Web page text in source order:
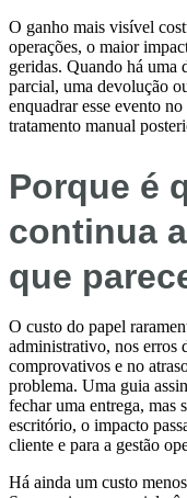
O ganho mais visível
operações, o maior
geridas. Quando há uma
parcial, uma devolução
enquadrar esse evento
tratamento manual
Porque é
continua
que
O custo do papel
administrativo, nos erros
comprovativos e no
problema. Uma guia
fechar uma entrega, mas
escritório, o impacto
cliente e para a gestão
Há ainda um custo